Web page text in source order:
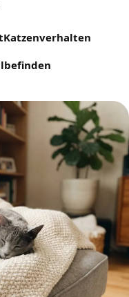
Katzenverhalten